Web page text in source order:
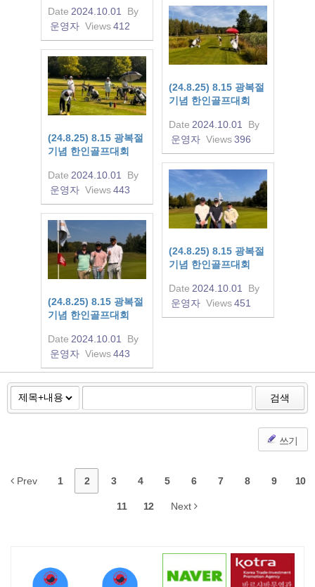
Date 2024.10.01
By
운영자 Views412
(24.8.25) 8.15 광복절
기념 한인골프대회
Date 2024.10.01
By
운영자 Views396
(24.8.25) 8.15 광복절
기념 한인골프대회
Date 2024.10.01
By
운영자 Views443
(24.8.25) 8.15 광복절
기념 한인골프대회
Date 2024.10.01
By
운영자 Views451
(24.8.25) 8.15 광복절
기념 한인골프대회
Date 2024.10.01
By
운영자 Views443
검색
쓰기
Prev 1 2 3 4 5 6 7 8 9 10
11 12 Next